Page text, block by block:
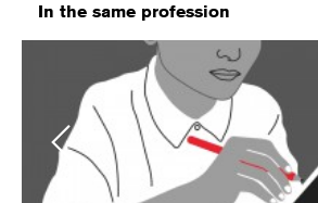
In the same profession
Previous